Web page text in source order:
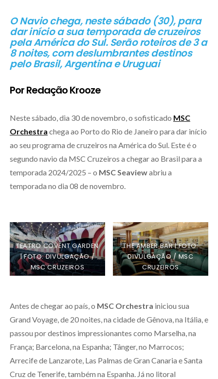
O Navio chega, neste sábado (30), para
dar início a sua temporada de cruzeiros
pela América do Sul. Serão roteiros de 3 a
8 noites, com deslumbrantes destinos
pelo Brasil, Argentina e Uruguai
Por Redação Krooze
Neste sábado, dia 30 de novembro, o sofisticado MSC
Orchestra chega ao Porto do Rio de Janeiro para dar início
ao seu programa de cruzeiros na América do Sul. Este é o
segundo navio da MSC Cruzeiros a chegar ao Brasil para a
temporada 2024/2025 – o MSC Seaviewabriu a
temporada no dia 08 de novembro.
TEATRO COVENT GARDEN
| FOTO: DIVULGAÇÃO /
MSC CRUZEIROS
THE AMBER BAR | FOTO:
DIVULGAÇÃO / MSC
CRUZEIROS
Antes de chegar ao país, o MSC Orchestra iniciou sua
Grand Voyage, de 20 noites, na cidade de Gênova, na Itália, e
passou por destinos impressionantes como Marselha, na
França; Barcelona, na Espanha; Tânger, no Marrocos;
Arrecife de Lanzarote, Las Palmas de Gran Canaria e Santa
Cruz de Tenerife, também na Espanha. Já no litoral